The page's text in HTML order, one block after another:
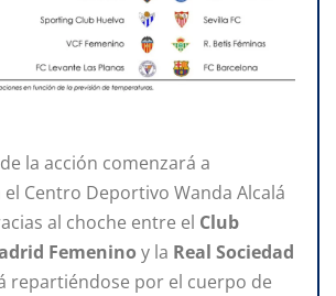
la acción comenzará a
el Centro Deportivo Wanda Alcalá
al choche entre el Club
Femenino y la Real Sociedad
repartiéndose por el cuerpo de